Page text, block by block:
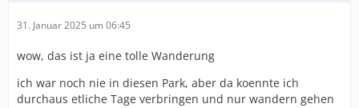
31. Januar 2025 um 06:45
wow, das ist ja eine tolle Wanderung
ich war noch nie in diesen Park, aber da koennte ich
durchaus etliche Tage verbringen und nur wandern gehen